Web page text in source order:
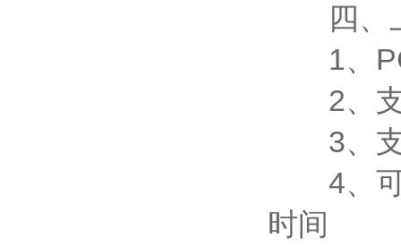
四、上
1、PC
2、支
3、支
4、可
时间